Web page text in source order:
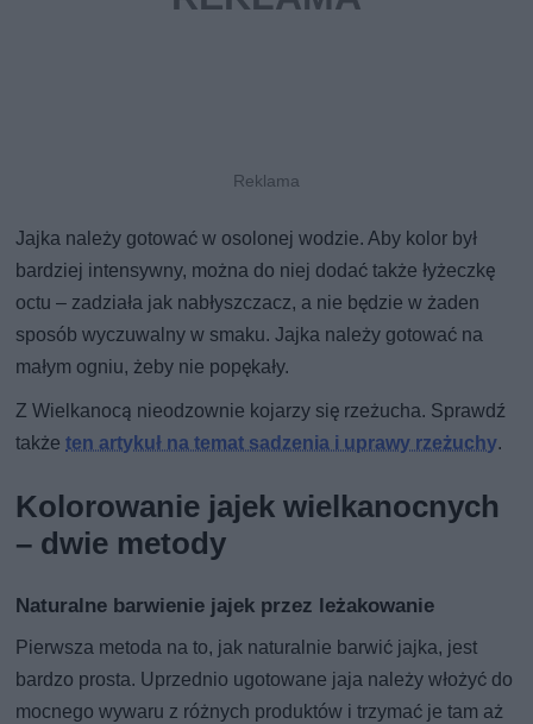
Jajka należy gotować w osolonej wodzie. Aby kolor był
bardziej intensywny, można do niej dodać także łyżeczkę
octu – zadziała jak nabłyszczacz, a nie będzie w żaden
sposób wyczuwalny w smaku. Jajka należy gotować na
małym ogniu, żeby nie popękały.
Z Wielkanocą nieodzownie kojarzy się rzeżucha. Sprawdź
takżeten artykuł na temat sadzenia i uprawy rzeżuchy.
Kolorowanie jajek wielkanocnych
– dwie metody
Naturalne barwienie jajek przez leżakowanie
Pierwsza metoda na to, jak naturalnie barwić jajka, jest
bardzo prosta. Uprzednio ugotowane jaja należy włożyć do
mocnego wywaru z różnych produktów i trzymać je tam aż